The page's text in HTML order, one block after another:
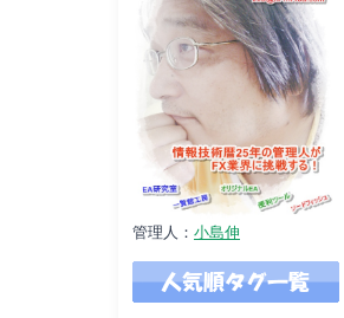
管理人： 小島伸